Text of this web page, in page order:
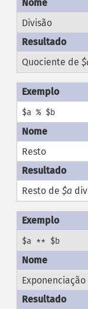
Divisão
Quociente de
$a % $b
Resto
Resto de $a
$a ** $b
Exponenciação